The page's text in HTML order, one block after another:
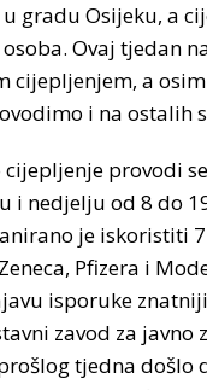
gradu Osijeku, a
Ovaj tjedan
cijepljenjem, a
i na ostalih
provodi
i nedjelju od 8 do
je iskoristiti
Pfizera i
isporuke
zavod za javno
tjedna došlo